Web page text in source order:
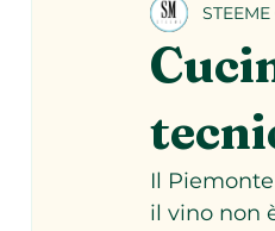
Il
il vino non